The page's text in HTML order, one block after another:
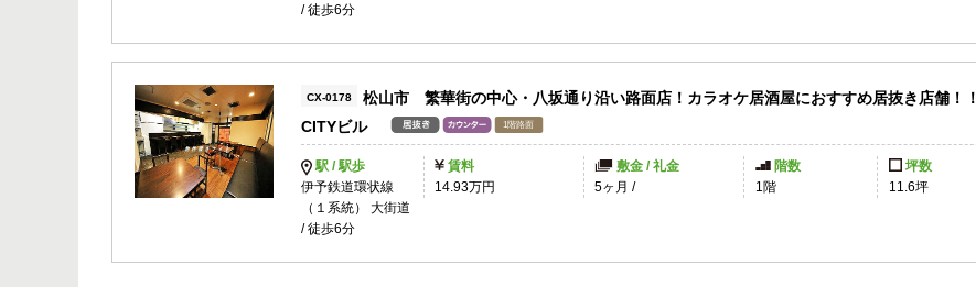
/ 徒歩6分
CX-0178
松山市 繁華街の中心・八坂通り沿い路面店！カラオケ居酒屋におすすめ居抜き店舗！！
CITYビル
駅 / 駅歩
伊予鉄道環状線
（１系統） 大街道
/ 徒歩6分
賃料
14.93万円
敷金 / 礼金
5ヶ月 /
階数
1階
坪数
11.6坪